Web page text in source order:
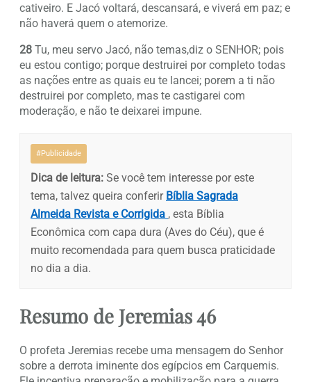
cativeiro. E Jacó voltará, descansará, e viverá em paz; e
não haverá quem o atemorize.
28 Tu, meu servo Jacó, não temas,diz o SENHOR; pois
eu estou contigo; porque destruirei por completo todas
as nações entre as quais eu te lancei; porem a ti não
destruirei por completo, mas te castigarei com
moderação, e não te deixarei impune.
#Publicidade
Dica de leitura: Se você tem interesse por este
tema, talvez queira conferir Bíblia Sagrada
Almeida Revista e Corrigida , esta Bíblia
Econômica com capa dura (Aves do Céu), que é
muito recomendada para quem busca praticidade
no dia a dia.
Resumo de Jeremias 46
O profeta Jeremias recebe uma mensagem do Senhor
sobre a derrota iminente dos egípcios em Carquemis.